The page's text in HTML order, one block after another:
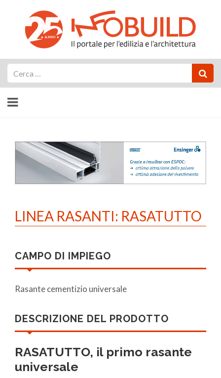
LINEA RASANTI: RASATUTTO
CAMPO DI IMPIEGO
Rasante cementizio universale
DESCRIZIONE DEL PRODOTTO
RASATUTTO, il primo rasante
universale